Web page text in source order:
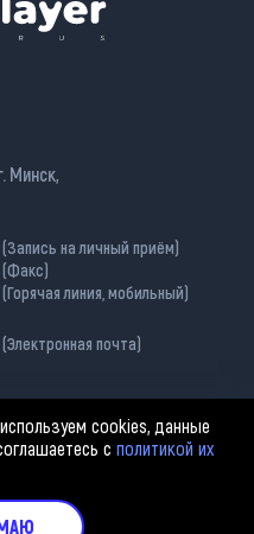
Минск,
(Запись на личный приём)
(Факс)
(Горячая линия, мобильный)
(Электронная почта)
При любом использовании
news.by» обязательна.
cookies, данные
сполитикой их